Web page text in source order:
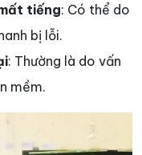
tiếng: Có thể do
bị lỗi.
: Thường là do vấn
mềm.